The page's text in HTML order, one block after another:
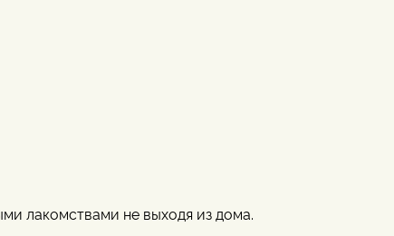
лакомствами не выходя из дома.